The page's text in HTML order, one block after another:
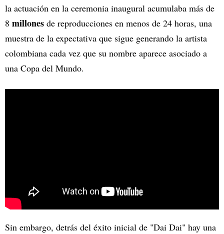
la actuación en la ceremonia inaugural acumulaba más de
8 millones de reproducciones en menos de 24 horas, una
muestra de la expectativa que sigue generando la artista
colombiana cada vez que su nombre aparece asociado a
una Copa del Mundo.
Sin embargo, detrás del éxito inicial de "Dai Dai" hay una